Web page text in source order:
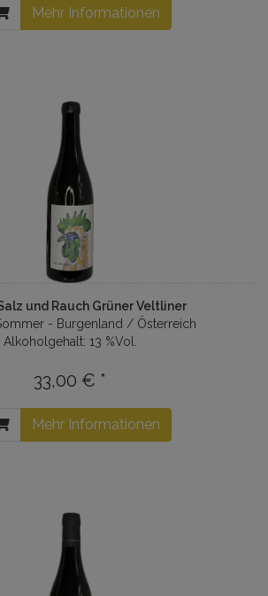
Mehr Informationen
und Rauch Grüner Veltliner
- Burgenland / Österreich
Alkoholgehalt: 13 %Vol.
33,00 € *
Mehr Informationen